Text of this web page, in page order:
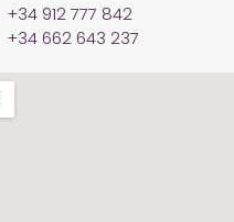
+34 912 777 842
+34 662 643 237